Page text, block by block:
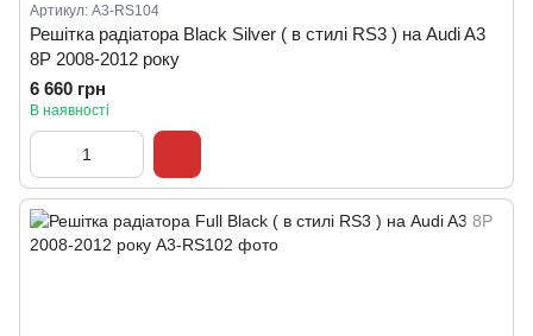
Артикул: A3-RS104
Решітка радіатора Black Silver ( в стилі RS3 ) на Audi A3
8P 2008-2012 року
6 660 грн
В наявності